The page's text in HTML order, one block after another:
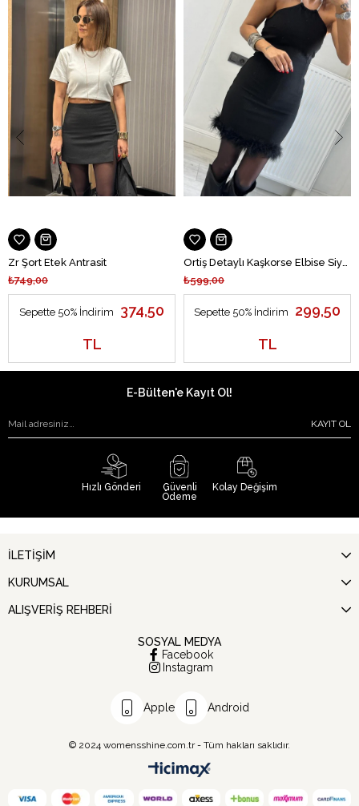
Zr Şort Etek Antrasit
₺749,00
Sepette 50% İndirim
374,50
TL
₺599,00
Sepette 50% İndirim
299,50
TL
E-Bülten'e Kayıt Ol!
KAYIT OL
Hızlı Gönderi
Güvenli
Ödeme
Kolay Değişim
İLETİŞİM
KURUMSAL
ALIŞVERİŞ REHBERİ
SOSYAL MEDYA
Facebook
Instagram
Apple Android
© 2024 womensshine.com.tr - Tüm hakları saklıdır.